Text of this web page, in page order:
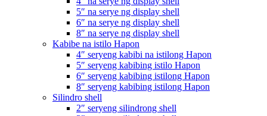
5″ na serye ng display shell
6″ na serye ng display shell
8″ na serye ng display shell
Kabibe na istilo Hapon
4″ seryeng kabibi na istilong Hapon
5″ seryeng kabibing istilo Hapon
6″ seryeng kabibing istilong Hapon
8″ seryeng kabibing istilong Hapon
Silindro shell
2″ seryeng silindrong shell